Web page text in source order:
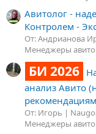
Авитолог -
Контролем -
От: Андрианова
Менеджеры авито
БИ 2026
анализ Авито
От: Игорь |
Менеджеры авито